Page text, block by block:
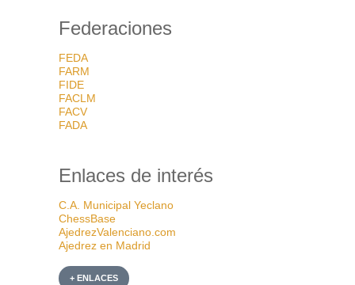
Federaciones
FEDA
FARM
FIDE
FACLM
FACV
FADA
Enlaces de interés
C.A. Municipal Yeclano
ChessBase
AjedrezValenciano.com
Ajedrez en Madrid
+ ENLACES